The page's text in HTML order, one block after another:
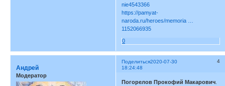
nie4543366
https://pamyat-
naroda.ru/heroes/memoria …
1152066935
0
Поделиться 4
2020-07-30
18:24:48
Андрей
Модератор
Погорелов Прокофий Макарович